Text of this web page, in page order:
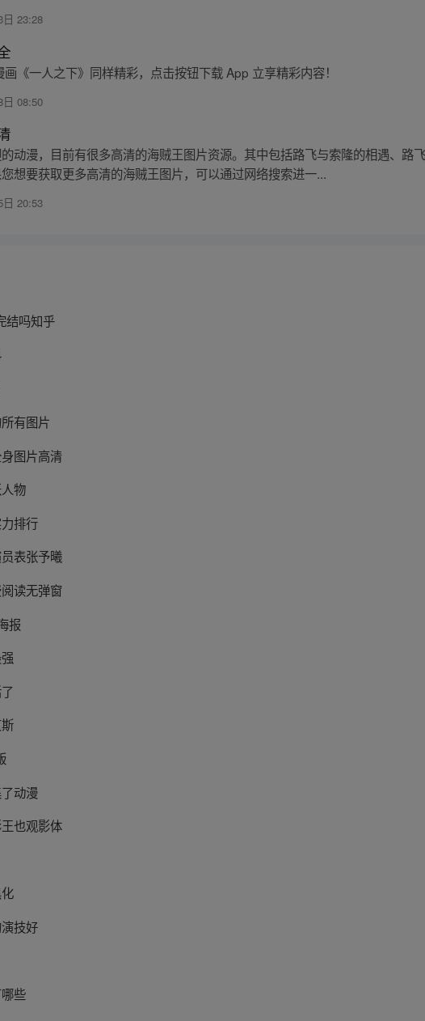
日 23:28
《一人之下》同样精彩，点击按钮下载 App 立享精彩内容！
日 08:50
动漫，目前有很多高清的海贼王图片资源。其中包括路飞与索隆的相遇、路
想要获取更多高清的海贼王图片，可以通过网络搜索进一...
日 20:53
结吗知乎
有图片
图片高清
物
排行
表张予曦
读无弹窗
报
动漫
也观影体
技好
些